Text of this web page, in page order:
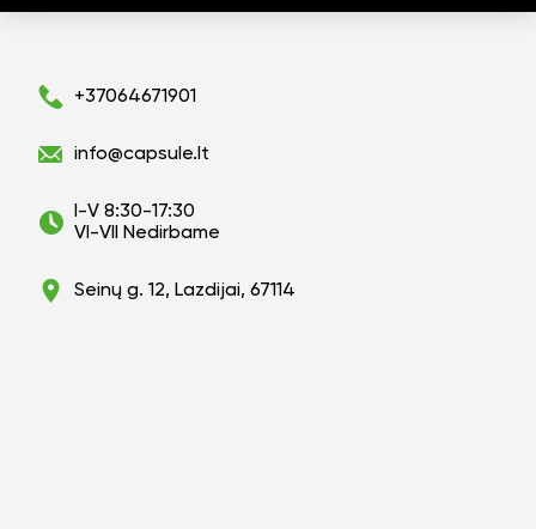
+37064671901
info@capsule.lt
I-V 8:30-17:30
VI-VII Nedirbame
Seinų g. 12, Lazdijai, 67114